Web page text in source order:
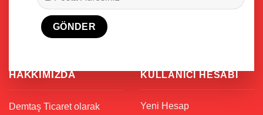
HAKKIMIZDA
Demtaş Ticaret olarak
KULLANICI HESABI
Yeni Hesap